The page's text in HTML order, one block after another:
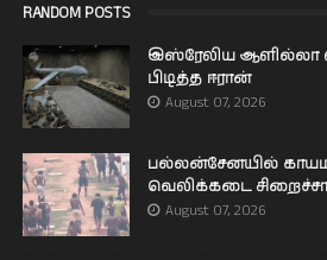
RANDOM POSTS
இஸ்ரேலிய ஆளில்லா
பிடித்த ஈரான்
August 07, 2026
பல்லன்சேனயில்
வெலிக்கடை
August 07, 2026